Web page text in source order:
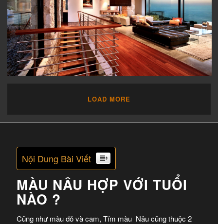
LOAD MORE
Nội Dung Bài Viết
MÀU NÂU HỢP VỚI TUỔI
NÀO ?
Cũng như màu đỏ và cam, Tím màu Nâu cũng thuộc 2